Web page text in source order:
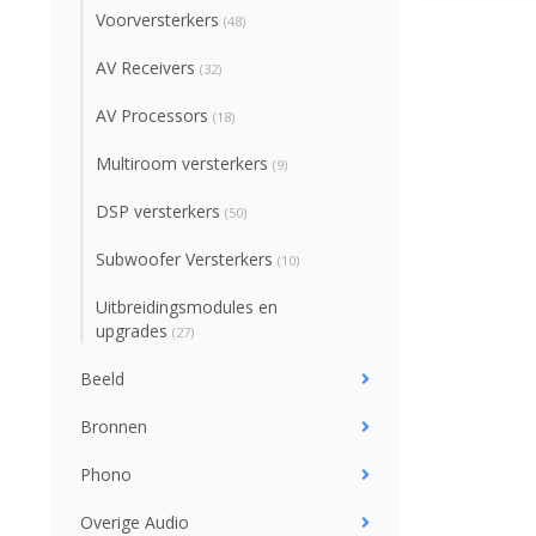
Voorversterkers (48)
AV Receivers (32)
AV Processors (18)
Multiroom versterkers (9)
DSP versterkers (50)
Subwoofer Versterkers (10)
Uitbreidingsmodules en
upgrades (27)
Beeld
Bronnen
Phono
Overige Audio